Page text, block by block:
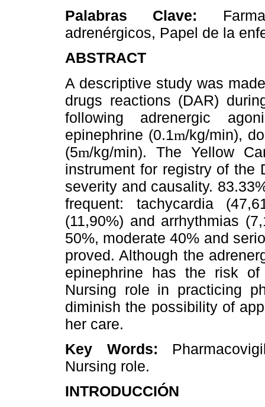
Palabras Clave:
adrenérgicos, Papel de la
ABSTRACT
A descriptive study was
drugs reactions (DAR)
following adrenergic
epinephrine (0.1m/kg/min),
(5m/kg/min). The Yellow
instrument for registry of the
severity and causality.
frequent: tachycardia
(11,90%) and arrhythmias
50%, moderate 40% and
proved. Although the
epinephrine has the risk
Nursing role in practicing
diminish the possibility of
her care.
Key Words:
Nursing role.
INTRODUCCIÓN